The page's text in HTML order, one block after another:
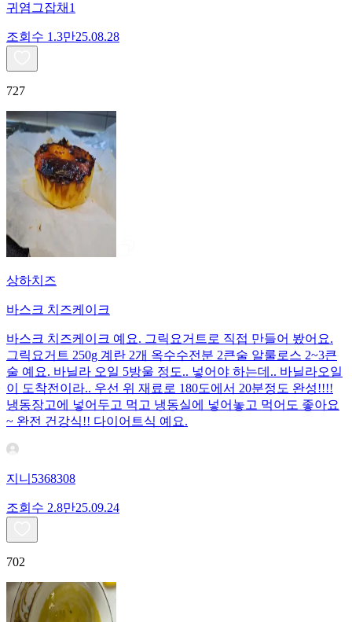
귀염그잡채1
조회수 1.3만25.08.28
727
상하치즈
바스크 치즈케이크
바스크 치즈케이크 예요. 그릭요거트로 직접 만들어 봤어요.
그릭요거트 250g 계란 2개 옥수수전분 2큰술 알룰로스 2~3큰
술 예요. 바닐라 오일 5방울 정도.. 넣어야 하는데.. 바닐라오일
이 도착전이라.. 우선 위 재료로 180도에서 20분정도 완성!!!!
냉동장고에 넣어두고 먹고 냉동실에 넣어놓고 먹어도 좋아요
~ 완전 건강식!! 다이어트식 예요.
지니5368308
조회수 2.8만25.09.24
702